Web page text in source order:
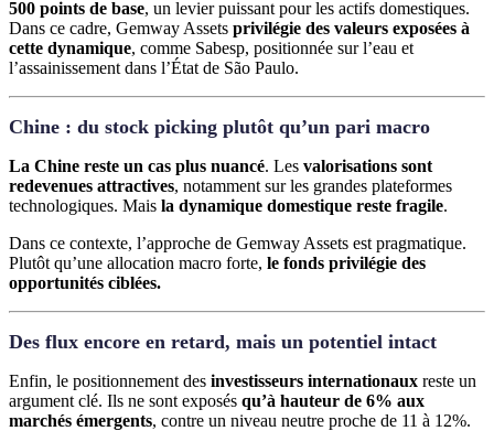
500 points de base, un levier puissant pour les actifs domestiques.
Dans ce cadre, Gemway Assets privilégie des valeurs exposées à
cette dynamique, comme Sabesp, positionnée sur l’eau et
l’assainissement dans l’État de São Paulo.
Chine : du stock picking plutôt qu’un pari macro
La Chine reste un cas plus nuancé. Les valorisations sont
redevenues attractives, notamment sur les grandes plateformes
technologiques. Mais la dynamique domestique reste fragile.
Dans ce contexte, l’approche de Gemway Assets est pragmatique.
Plutôt qu’une allocation macro forte, le fonds privilégie des
opportunités ciblées.
Des flux encore en retard, mais un potentiel intact
Enfin, le positionnement des investisseurs internationaux reste un
argument clé. Ils ne sont exposés qu’à hauteur de 6% aux
marchés émergents, contre un niveau neutre proche de 11 à 12%.